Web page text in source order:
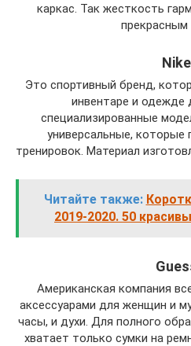
каркас. Так жесткость
прекрасным
Nike
Это спортивный бренд,
инвентаре и одежде
специализированные
универсальные,
тренировок. Материал
Читайте также:
2019-2020. 50
Американская компания
аксессуарами для женщин и
часы, и духи. Для полного
хватает только сумки на